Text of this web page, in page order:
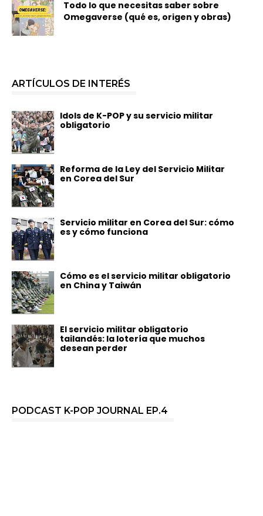
Todo lo que necesitas saber sobre
Omegaverse (qué es, origen y obras)
ARTÍCULOS DE INTERÉS
Idols de K-POP y su servicio militar
obligatorio
Reforma de la Ley del Servicio Militar
en Corea del Sur
Servicio militar en Corea del Sur: cómo
es y cómo funciona
Cómo es el servicio militar obligatorio
en China y Taiwán
El servicio militar obligatorio
tailandés: la lotería que muchos
desean perder
PODCAST K-POP JOURNAL EP.4